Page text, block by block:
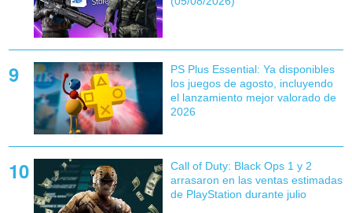
PS Plus Essential: Ya disponibles
los juegos de agosto, incluyendo
el lanzamiento mejor valorado de
2026
Call of Duty: Black Ops 1 y 2
arrasaron en las ventas estimadas
de PlayStation durante julio